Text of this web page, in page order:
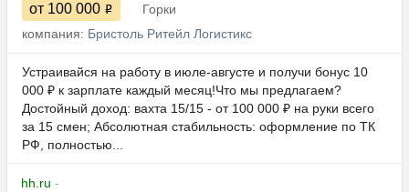
от 100 000
Горки
компания: Бристоль Ритейл Логистикс
Устраивайся на работу в июле-августе и получи бонус 10
000 ₽ к зарплате каждый месяц!Что мы предлагаем?
Достойный доход: вахта 15/15 - от 100 000 ₽ на руки всего
за 15 смен; Абсолютная стабильность: оформление по ТК
РФ, полностью...
hh.ru -